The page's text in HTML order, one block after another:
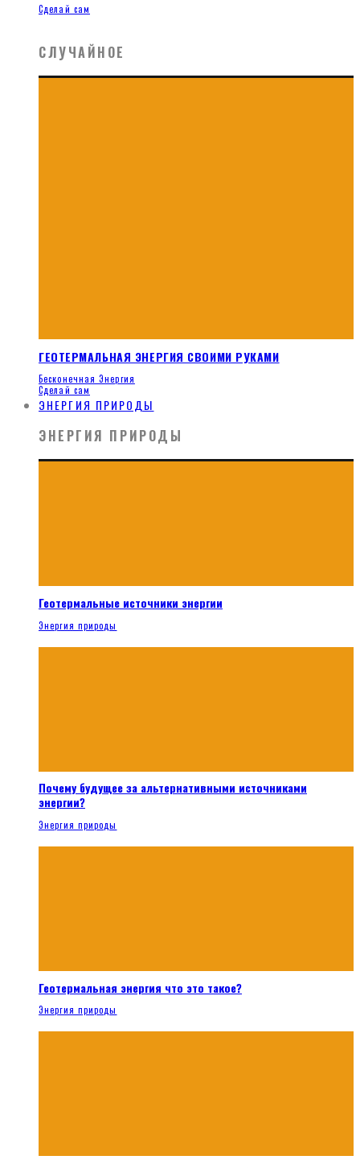
Сделай сам
СЛУЧАЙНОЕ
ГЕОТЕРМАЛЬНАЯ ЭНЕРГИЯ СВОИМИ РУКАМИ
Бесконечная Энергия
Сделай сам
ЭНЕРГИЯ ПРИРОДЫ
ЭНЕРГИЯ ПРИРОДЫ
Геотермальные источники энергии
Энергия природы
Почему будущее за альтернативными источниками
энергии?
Энергия природы
Геотермальная энергия что это такое?
Энергия природы